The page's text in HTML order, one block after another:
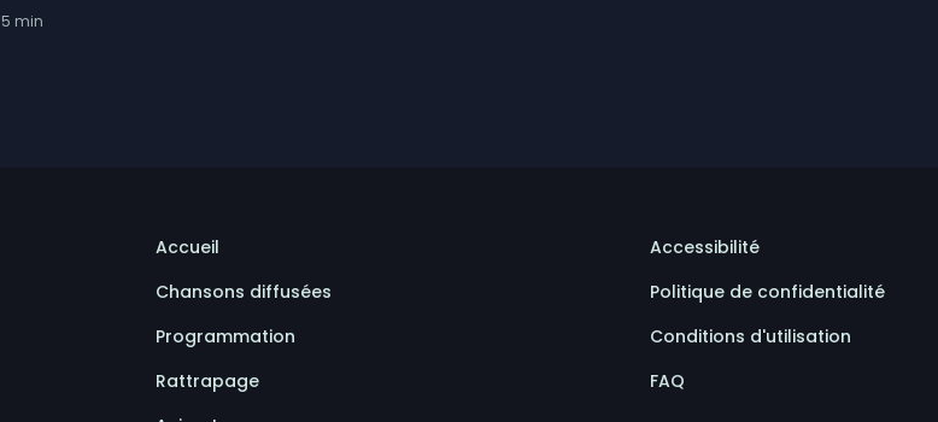
5 min
Accueil
Chansons diffusées
Programmation
Rattrapage
Accessibilité
Politique de confidentialité
Conditions d'utilisation
FAQ